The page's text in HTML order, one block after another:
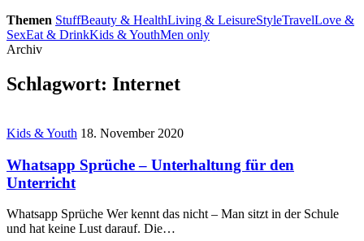
Themen StuffBeauty & HealthLiving & LeisureStyleTravelLove &
SexEat & DrinkKids & YouthMen only
Archiv
Schlagwort: Internet
Kids & Youth 18. November 2020
Whatsapp Sprüche – Unterhaltung für den
Unterricht
Whatsapp Sprüche Wer kennt das nicht – Man sitzt in der Schule
und hat keine Lust darauf. Die…